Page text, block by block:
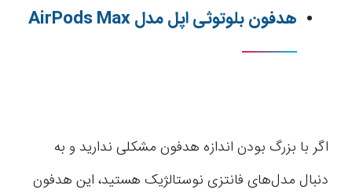
هدفون بلوتوثی اپل مدل AirPods Max
اگر با بزرگ بودن اندازه هدفون مشکلی ندارید و به
دنبال مدل‌های فانتزی نوستالژیک هستید، این هدفون